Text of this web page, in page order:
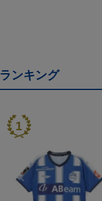
ランキング